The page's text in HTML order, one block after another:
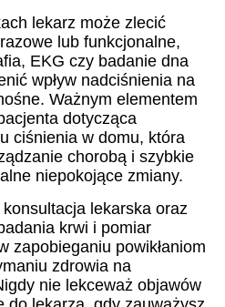
lekarz może zlecić
lub funkcjonalne,
EKG czy badanie dna
wpływ nadciśnienia na
Ważnym elementem
dotycząca
ciśnienia w domu, która
chorobą i szybkie
niepokojące zmiany.
lekarska oraz
krwi i pomiar
zapobieganiu powikłaniom
zdrowia na
nie lekceważ objawów